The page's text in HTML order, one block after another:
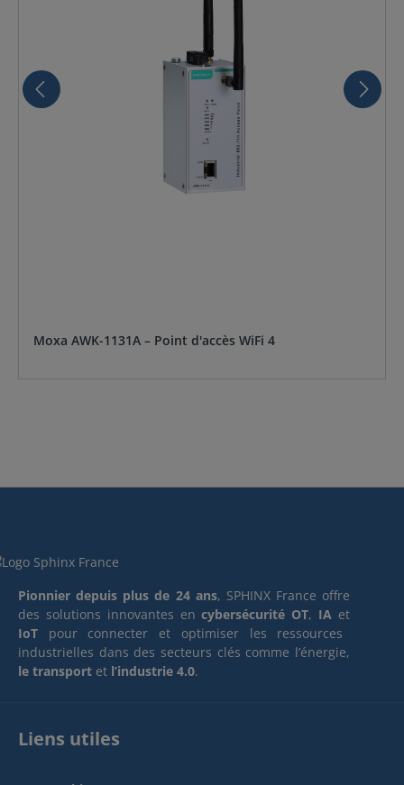
Moxa AWK-1131A – Point d'accès WiFi 4
Pionnier depuis plus de 24 ans, SPHINX France offre
des solutions innovantes encybersécurité OT, IA et
IoT pour connecter et optimiser les ressources
industrielles dans des secteurs clés comme l’énergie,
le transport et l’industrie 4.0.
Liens utiles